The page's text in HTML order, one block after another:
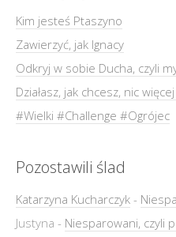
Kim jesteś Ptaszyno
Zawierzyć, jak Ignacy
Odkryj w sobie Ducha, czyli
Działasz, jak chcesz, nic
#Wielki #Challenge #Ogrójec
Pozostawili ślad
Katarzyna Kucharczyk -
Justyna - Niesparowani, czyli